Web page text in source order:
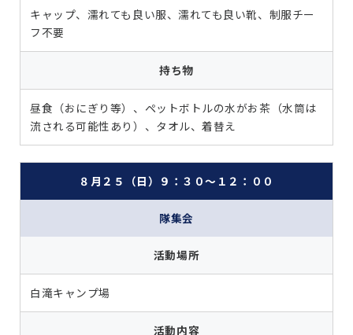
キャップ、濡れても良い服、濡れても良い靴、制服チー
フ不要
持ち物
昼食（おにぎり等）、ペットボトルの水がお茶（水筒は
流される可能性あり）、タオル、着替え
８月２５（日）９：３０～１２：００
隊集会
活動場所
白滝キャンプ場
活動内容